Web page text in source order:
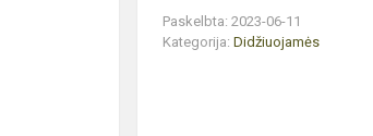
Paskelbta: 2023-06-11
Kategorija:Didžiuojamės